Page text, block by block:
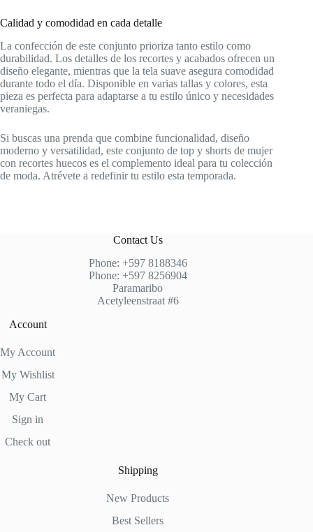
Calidad y comodidad en cada detalle
La confección de este conjunto prioriza tanto estilo como
durabilidad. Los detalles de los recortes y acabados ofrecen un
diseño elegante, mientras que la tela suave asegura comodidad
durante todo el día. Disponible en varias tallas y colores, esta
pieza es perfecta para adaptarse a tu estilo único y necesidades
veraniegas.
Si buscas una prenda que combine funcionalidad, diseño
moderno y versatilidad, este conjunto de top y shorts de mujer
con recortes huecos es el complemento ideal para tu colección
de moda. Atrévete a redefinir tu estilo esta temporada.
Contact Us
Phone: +597 8188346
Phone: +597 8256904
Paramaribo
Acetyleenstraat #6
Account
My Account
My Wishlist
My Cart
Sign in
Check out
Shipping
New Products
Best Sellers